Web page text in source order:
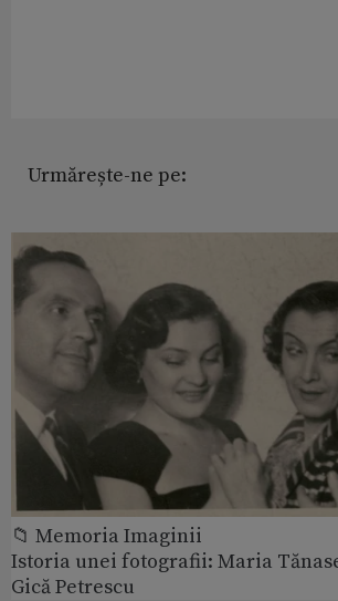
Urmărește-ne pe:
📁 Memoria Imaginii
Istoria unei fotografii: Maria
Gică Petrescu